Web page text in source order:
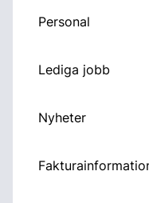
Personal
Lediga jobb
Nyheter